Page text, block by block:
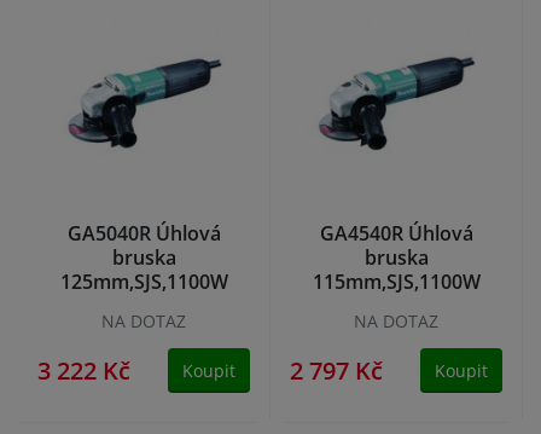
GA5040R Úhlová
bruska
125mm,SJS,1100W
NA DOTAZ
3 222 Kč Koupit
GA4540R Úhlová
bruska
115mm,SJS,1100W
NA DOTAZ
2 797 Kč Koupit